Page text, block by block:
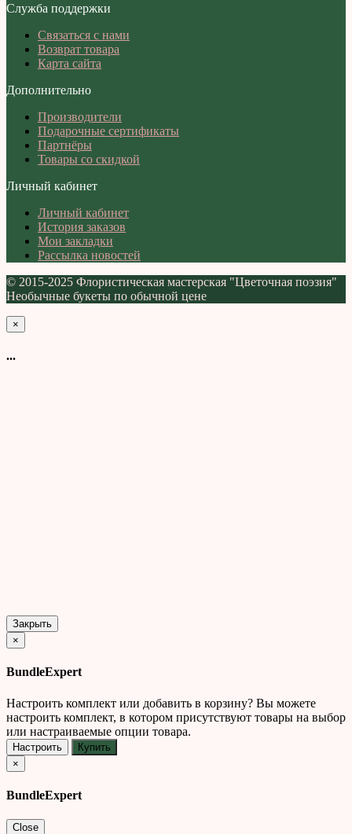
Служба поддержки
Связаться с нами
Возврат товара
Карта сайта
Дополнительно
Производители
Подарочные сертификаты
Партнёры
Товары со скидкой
Личный кабинет
Личный кабинет
История заказов
Мои закладки
Рассылка новостей
© 2015-2025 Флористическая мастерская "Цветочная поэзия"
Необычные букеты по обычной цене
×
...
Закрыть
×
BundleExpert
Настроить комплект или добавить в корзину? Вы можете
настроить комплект, в котором присутствуют товары на выбор
или настраиваемые опции товара.
Настроить
Купить
×
BundleExpert
Close